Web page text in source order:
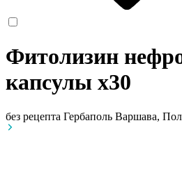
Фитолизин
капсулы x30
без рецепта Гербаполь Варшава,